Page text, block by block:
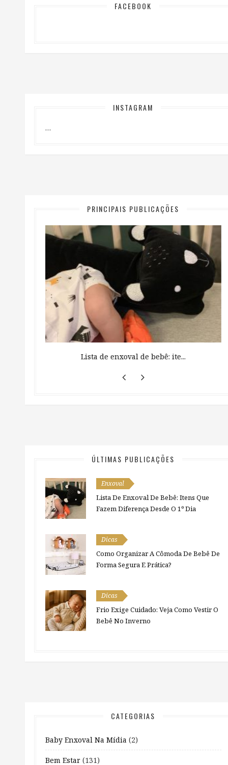
FACEBOOK
INSTAGRAM
…
PRINCIPAIS PUBLICAÇÕES
Lista de enxoval de bebê: ite...
ÚLTIMAS PUBLICAÇÕES
Enxoval
Lista De Enxoval De Bebê: Itens Que
Fazem Diferença Desde O 1º Dia
Dicas
Como Organizar A Cômoda De Bebê De
Forma Segura E Prática?
Dicas
Frio Exige Cuidado: Veja Como Vestir O
Bebê No Inverno
CATEGORIAS
Baby Enxoval Na Mídia (2)
Bem Estar (131)